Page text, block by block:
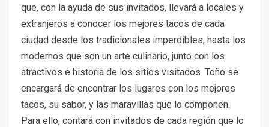
que, con la ayuda de sus invitados, llevará a locales y
extranjeros a conocer los mejores tacos de cada
ciudad desde los tradicionales imperdibles, hasta los
modernos que son un arte culinario, junto con los
atractivos e historia de los sitios visitados. Toño se
encargará de encontrar los lugares con los mejores
tacos, su sabor, y las maravillas que lo componen.
Para ello, contará con invitados de cada región que lo